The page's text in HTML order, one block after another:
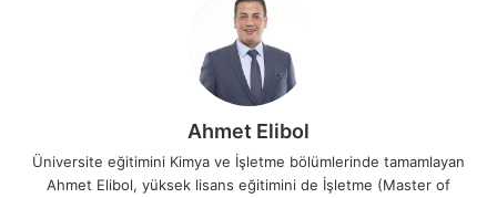
oluşturma hakkında internet üzerinde
yüzlerce makale bulunmaktadır. Sitede
Powershell eğitimlerinin
csv kullanıcı listesiniimport-csv
Pipelinekomutu ile ayırabilir, ardından
dönen toplu (bulk) veriyi Foreach
döngüsüne
sokabilirsiniz. Dönen her satır veri için de bir
Ahmet Elibol
Üniversite eğitimini Kimya ve İşletme bölümlerinde tamamlayan
Ahmet Elibol, yüksek lisans eğitimini de İşletme (Master of